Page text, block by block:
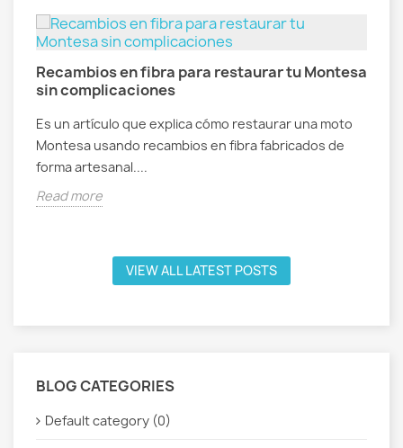
Recambios en fibra para restaurar tu Montesa
sin complicaciones
Es un artículo que explica cómo restaurar una moto
Montesa usando recambios en fibra fabricados de
forma artesanal....
Read more
VIEW ALL LATEST POSTS
BLOG CATEGORIES
Default category (0)